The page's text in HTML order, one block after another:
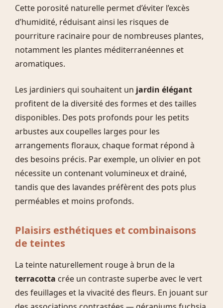
Cette porosité naturelle permet d’éviter l’excès
d’humidité, réduisant ainsi les risques de
pourriture racinaire pour de nombreuses plantes,
notamment les plantes méditerranéennes et
aromatiques.
Les jardiniers qui souhaitent un jardin élégant
profitent de la diversité des formes et des tailles
disponibles. Des pots profonds pour les petits
arbustes aux coupelles larges pour les
arrangements floraux, chaque format répond à
des besoins précis. Par exemple, un olivier en pot
nécessite un contenant volumineux et drainé,
tandis que des lavandes préfèrent des pots plus
perméables et moins profonds.
Plaisirs esthétiques et combinaisons
de teintes
La teinte naturellement rouge à brun de la
terracotta crée un contraste superbe avec le vert
des feuillages et la vivacité des fleurs. En jouant sur